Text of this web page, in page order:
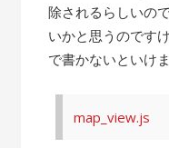
除されるらしいの
いかと思うのです
で書かないといけま
map_view.js